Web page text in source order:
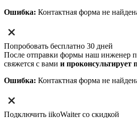
Ошибка: Контактная форма не
Попробовать бесплатно 30 дней
После отправки формы наш инженер
свяжется с вами и проконсультирует
Ошибка: Контактная форма не
Подключить iikoWaiter со скидкой